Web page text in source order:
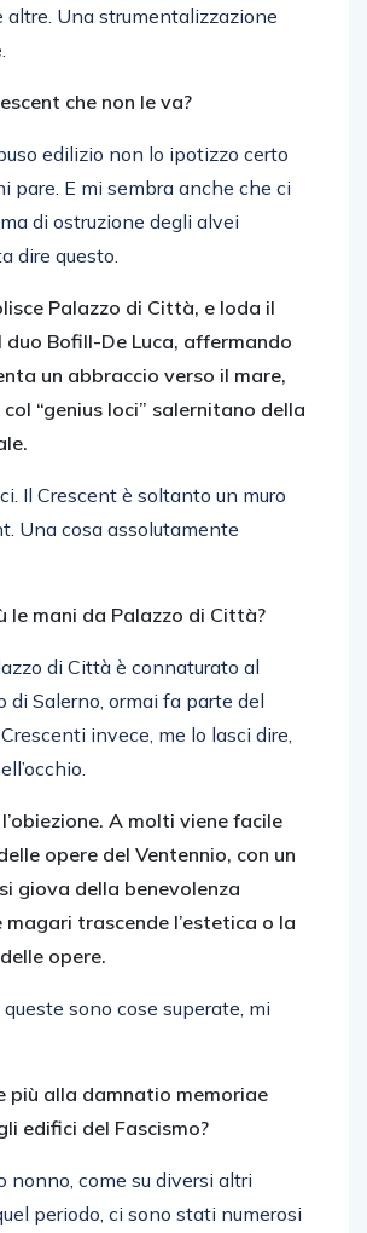
altre. Una strumentalizzazione
che non le va?
edilizio non lo ipotizzo certo
pare. E mi sembra anche che ci
di ostruzione degli alvei
dire questo.
Palazzo di Città, e loda il
Bofill-De Luca, affermando
un abbraccio verso il mare,
“genius loci” salernitano della
Il Crescent è soltanto un muro
Una cosa assolutamente
le mani da Palazzo di Città?
di Città è connaturato al
di Salerno, ormai fa parte del
invece, me lo lasci dire,
A molti viene facile
opere del Ventennio, con un
giova della benevolenza
magari trascende l’estetica o la
opere.
sono cose superate, mi
più alla damnatio memoriae
edifici del Fascismo?
nonno, come su diversi altri
periodo, ci sono stati numerosi